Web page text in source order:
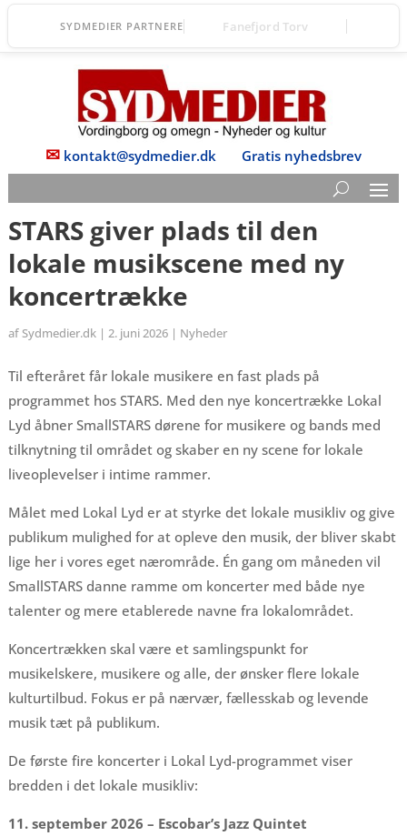
SYDMEDIER PARTNERE DGI Huset Vordingborg
✉ kontakt@sydmedier.dk Gratis nyhedsbrev
STARS giver plads til den
lokale musikscene med ny
koncertrække
af Sydmedier.dk| 2. juni 2026| Nyheder
Til efteråret får lokale musikere en fast plads på
programmet hos STARS. Med den nye koncertrække Lokal
Lyd åbner SmallSTARS dørene for musikere og bands med
tilknytning til området og skaber en ny scene for lokale
liveoplevelser i intime rammer.
Målet med Lokal Lyd er at styrke det lokale musikliv og give
publikum mulighed for at opleve den musik, der bliver skabt
lige her i vores eget nærområde. Én gang om måneden vil
SmallSTARS danne ramme om koncerter med både nye
talenter og mere etablerede navne fra lokalområdet.
Koncertrækken skal være et samlingspunkt for
musikelskere, musikere og alle, der ønsker flere lokale
kulturtilbud. Fokus er på nærvær, fællesskab og levende
musik tæt på publikum.
De første fire koncerter i Lokal Lyd-programmet viser
bredden i det lokale musikliv:
11. september 2026 – Escobar’s Jazz Quintet